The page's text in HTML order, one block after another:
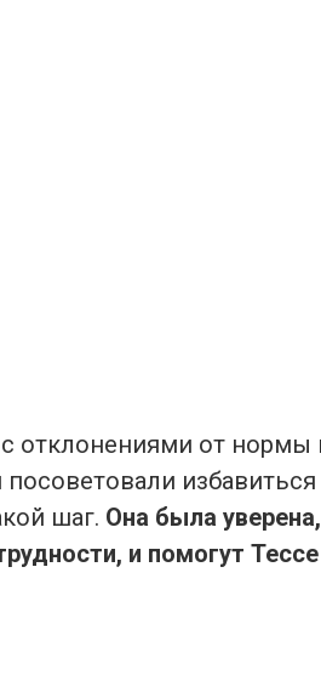
отклонениями от нормы
шаг. Она была
и помогут